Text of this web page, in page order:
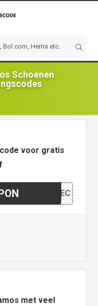
Schoenen
voor gratis
DSOEC
met veel